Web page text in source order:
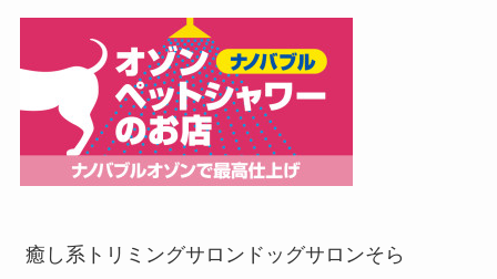
癒し系トリミングサロン ドッグサロンそら